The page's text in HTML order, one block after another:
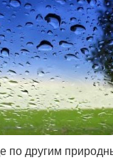
по другим